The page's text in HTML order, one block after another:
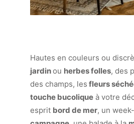
Hautes en couleurs ou
jardinou herbes folles, des
des champs, les fleurs
touche bucolique à votre
esprit bord de mer, un